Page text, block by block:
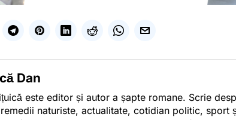
Dan
este editor și autor a șapte romane. Scrie
naturiste, actualitate, cotidian politic, sport